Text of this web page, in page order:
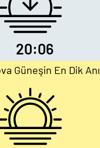
20:06
Güneşin En Dik Anı